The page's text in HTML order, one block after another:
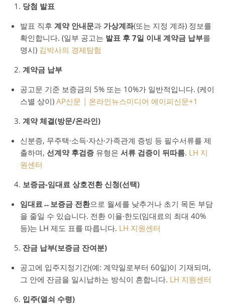
당첨 발표
발표 직후 계약 안내문과 가상계좌(또는 지정 계좌) 정보를
확인합니다. (일부 공고는 발표 후 7일 이내 계약금 납부를
명시) 김박사의 경제탐험
계약금 납부
공고문 기준 보증금의 5% 또는 10%가 일반적입니다. (케이
스별 상이) AP신문 | 온라인뉴스미디어 에이피신문+1
계약 체결(방문/온라인)
신분증, 무주택·소득·자산·가족관계 증빙 등 필수서류를 제
출하며, 선계약 후검증 유형은 서류 검증이 뒤따름. LH 지
원센터
보증금-임대료 상호전환 신청(선택)
임대료↔보증금 전환으로 월세를 낮추거나 초기 목돈 부담
을 줄일 수 있습니다. 전환 이율·한도(임대료의 최대 40%
등)는 LH 제도 표를 따릅니다. LH 지원센터
잔금 납부(보증금 잔여분)
공고에 입주지정기간(예: 계약일로부터 60일)이 기재되며,
그 안에 잔금을 일시납하는 방식이 흔합니다. LH 지원센터
입주(열쇠 수령)